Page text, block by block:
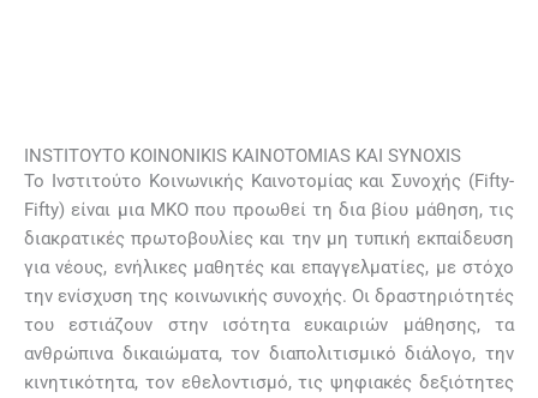
INSTITOYTO KOINONIKIS KAINOTOMIAS KAI SYNOXIS
Το Ινστιτούτο Κοινωνικής Καινοτομίας και Συνοχής (Fifty-
Fifty) είναι μια ΜΚΟ που προωθεί τη δια βίου μάθηση, τις
διακρατικές πρωτοβουλίες και την μη τυπική εκπαίδευση
για νέους, ενήλικες μαθητές και επαγγελματίες, με στόχο
την ενίσχυση της κοινωνικής συνοχής. Οι δραστηριότητές
του εστιάζουν στην ισότητα ευκαιριών μάθησης, τα
ανθρώπινα δικαιώματα, τον διαπολιτισμικό διάλογο, την
κινητικότητα, τον εθελοντισμό, τις ψηφιακές δεξιότητες